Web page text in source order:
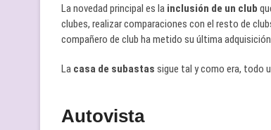
La novedad principal es la inclusión de un club
clubes, realizar comparaciones con el resto de
compañero de club ha metido su última
La casa de subastas sigue tal y como era, todo
Autovista